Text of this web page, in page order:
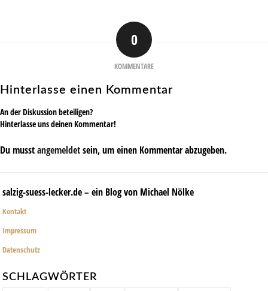
0
KOMMENTARE
Hinterlasse einen Kommentar
An der Diskussion beteiligen?
Hinterlasse uns deinen Kommentar!
Du musstangemeldetsein, um einen Kommentar abzugeben.
salzig-suess-lecker.de – ein Blog von Michael Nölke
Kontakt
Impressum
Datenschutz
SCHLAGWÖRTER